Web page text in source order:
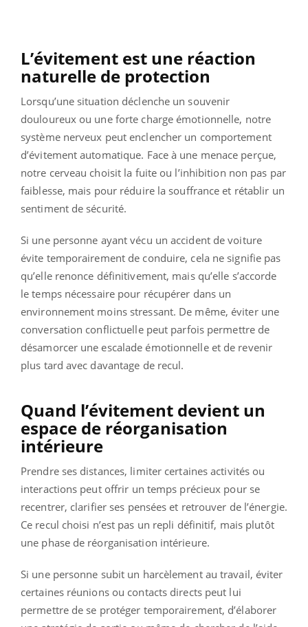
L’évitement est une réaction
naturelle de protection
Lorsqu’une situation déclenche un souvenir
douloureux ou une forte charge émotionnelle, notre
système nerveux peut enclencher un comportement
d’évitement automatique. Face à une menace perçue,
notre cerveau choisit la fuite ou l’inhibition non pas par
faiblesse, mais pour réduire la souffrance et rétablir un
sentiment de sécurité.
Si une personne ayant vécu un accident de voiture
évite temporairement de conduire, cela ne signifie pas
qu’elle renonce définitivement, mais qu’elle s’accorde
le temps nécessaire pour récupérer dans un
environnement moins stressant. De même, éviter une
conversation conflictuelle peut parfois permettre de
désamorcer une escalade émotionnelle et de revenir
plus tard avec davantage de recul.
Quand l’évitement devient un
espace de réorganisation
intérieure
Prendre ses distances, limiter certaines activités ou
interactions peut offrir un temps précieux pour se
recentrer, clarifier ses pensées et retrouver de l’énergie.
Ce recul choisi n’est pas un repli définitif, mais plutôt
une phase de réorganisation intérieure.
Si une personne subit un harcèlement au travail, éviter
certaines réunions ou contacts directs peut lui
permettre de se protéger temporairement, d’élaborer